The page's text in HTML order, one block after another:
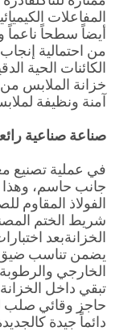
سياسة
الخصوصية
المفاعلات
أيضاً سطحاً
من احتمالية
الكائنات الحية
خزانة الملابس
آمنة ونظيفة
صناعة صناعية
في عملية تصنيع
جانب حاسم، وهذا
الفولاذ المقاوم
شريط الختم
الخزانةبعد
يضمن تناسب ضيق،
الخارجي
تبقي داخل
حاجز وقائي صلب
دائماً جيدة